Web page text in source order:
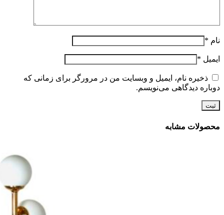
نام *
ایمیل *
ذخیره نام، ایمیل و وبسایت من در مرورگر برای زمانی که
دوباره دیدگاهی می‌نویسم.
محصولات مشابه